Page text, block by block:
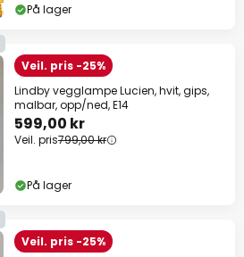
På lager
Veil. pris -25%
Lindby vegglampe Lucien, hvit, gips,
malbar, opp/ned, E14
599,00 kr
Veil. pris799,00 kr
På lager
Veil. pris -25%